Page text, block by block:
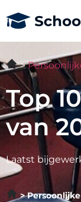
Top
van
Laatst